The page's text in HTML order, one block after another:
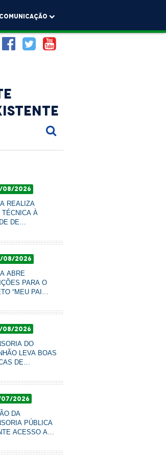
comunicação
e Inquéritos da DPE/MA garante
mandado judicial inexistente
08/2026
REALIZA
TÉCNICA À
DE
PARA
DO
08/2026
ABRE
PARA O
“MEU PAI
DE
DE DIREITOS
08/2026
DO
LEVA BOAS
DE
E É
07/2026
DA
PÚBLICA
ACESSO A
CONVERSA